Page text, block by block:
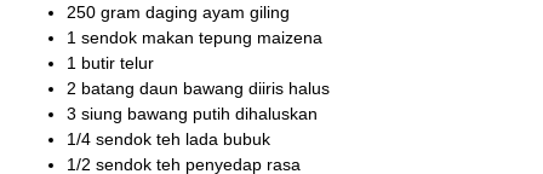
250 gram daging ayam giling
1 sendok makan tepung maizena
1 butir telur
2 batang daun bawang diiris halus
3 siung bawang putih dihaluskan
1/4 sendok teh lada bubuk
1/2 sendok teh penyedap rasa